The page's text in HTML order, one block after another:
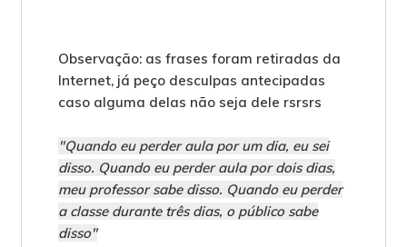
Observação: as frases foram retiradas da
Internet, já peço desculpas antecipadas
caso alguma delas não seja dele rsrsrs
"Quando eu perder aula por um dia, eu sei
disso. Quando eu perder aula por dois dias,
meu professor sabe disso. Quando eu perder
a classe durante três dias, o público sabe
disso"